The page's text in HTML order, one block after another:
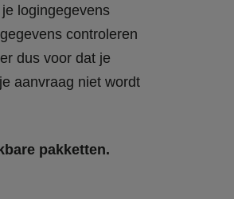
logingegevens
controleren
dus voor dat je
aanvraag niet wordt
pakketten.